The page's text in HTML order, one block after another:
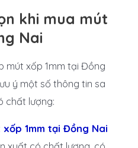
khi mua mút
Nai
mút xốp 1mm tại Đồng
ý một số thông tin sa
chất lượng:
xốp 1mm tại Đồng Nai